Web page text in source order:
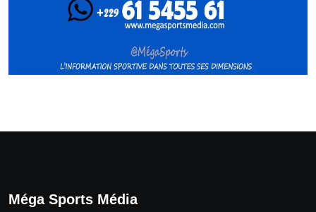
Méga Sports Média